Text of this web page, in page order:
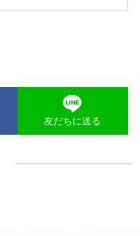
友だちに送る